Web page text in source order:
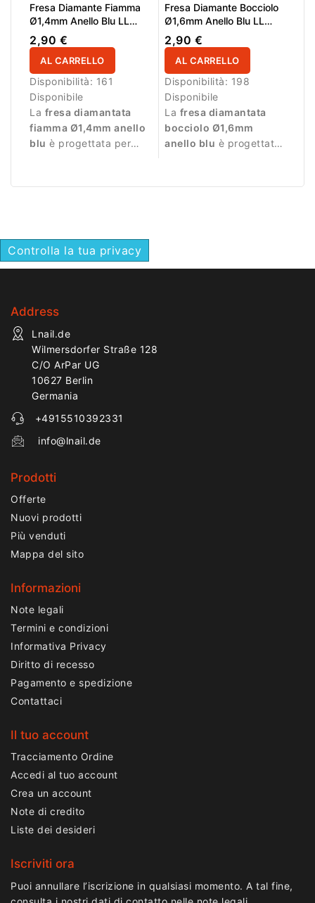
Fresa Diamante Fiamma
Ø1,4mm Anello Blu LL
6,0mm
2,90 €
AL CARRELLO
Disponibilità: 161
Disponibile
La fresa diamantata
fiamma Ø1,4mm anello
blu è progettata per
Fresa Diamante Bocciolo
Ø1,6mm Anello Blu LL
3,0mm
2,90 €
AL CARRELLO
Disponibilità: 198
Disponibile
La fresa diamantata
bocciolo Ø1,6mm
anello blu è progettata
manicure.
Controlla la tua privacy
Address
Lnail.de
Wilmersdorfer Straße 128
C/O ArPar UG
10627 Berlin
Germania
+4915510392331
info@lnail.de
Prodotti
Offerte
Nuovi prodotti
Più venduti
Mappa del sito
Informazioni
Note legali
Termini e condizioni
Informativa Privacy
Diritto di recesso
Pagamento e spedizione
Contattaci
Il tuo account
Tracciamento Ordine
Accedi al tuo account
Crea un account
Note di credito
Liste dei desideri
Iscriviti ora
Puoi annullare l’iscrizione in qualsiasi momento. A tal fine,